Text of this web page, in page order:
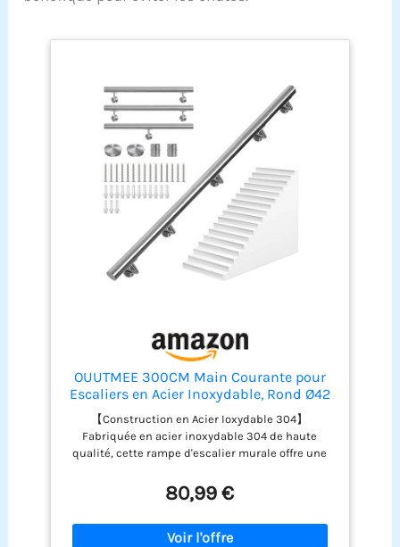
OUUTMEE 300CM Main Courante pour
Escaliers en Acier Inoxydable, Rond Ø42
mm
【Construction en Acier Ioxydable 304】
Fabriquée en acier inoxydable 304 de haute
qualité, cette rampe d'escalier murale offre une
ce qui la rend idéale pour une utilisation à
l'intérieur comme à l'extérieur. Sa finition lisse et
polie facilite le nettoyage et lui confère un aspect
moderne et élégant. 【Sécurité et fiabilité】 La
80,99 €